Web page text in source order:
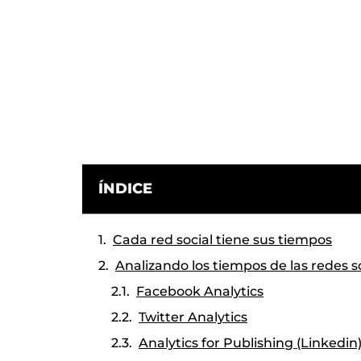
ÍNDICE
Cada red social tiene sus tiempos
Analizando los tiempos de las redes
Facebook Analytics
Twitter Analytics
Analytics for Publishing (Linkedin)